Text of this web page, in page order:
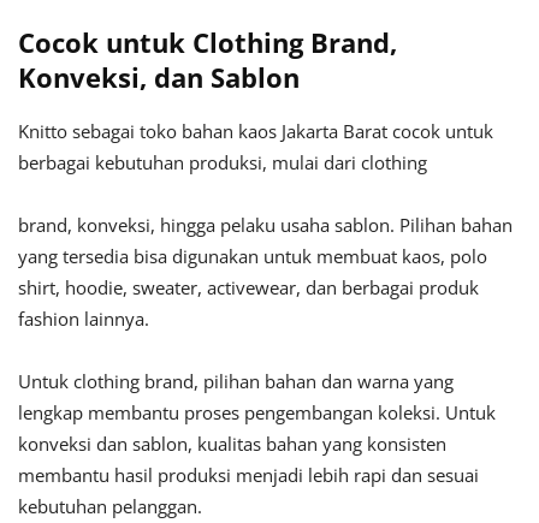
Cocok untuk Clothing Brand,
Konveksi, dan Sablon
Knitto sebagai toko bahan kaos Jakarta Barat cocok untuk
berbagai kebutuhan produksi, mulai dari clothing
brand, konveksi, hingga pelaku usaha sablon. Pilihan bahan
yang tersedia bisa digunakan untuk membuat kaos, polo
shirt, hoodie, sweater, activewear, dan berbagai produk
fashion lainnya.
Untuk clothing brand, pilihan bahan dan warna yang
lengkap membantu proses pengembangan koleksi. Untuk
konveksi dan sablon, kualitas bahan yang konsisten
membantu hasil produksi menjadi lebih rapi dan sesuai
kebutuhan pelanggan.